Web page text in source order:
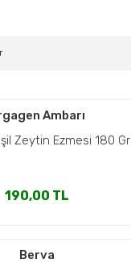
Ambarı
Zeytin Ezmesi 180 Gr
190,00 TL
Berva